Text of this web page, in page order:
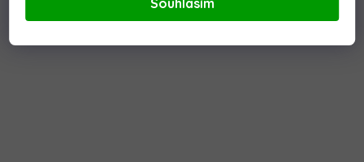
Souhlasím